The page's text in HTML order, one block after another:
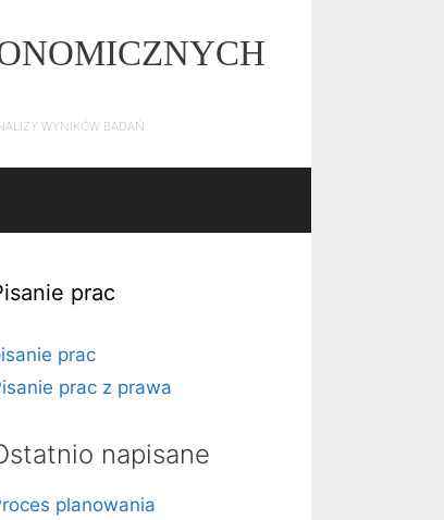
WYNIKÓW BADAŃ
prac
prac
prac z prawa
napisane
planowania